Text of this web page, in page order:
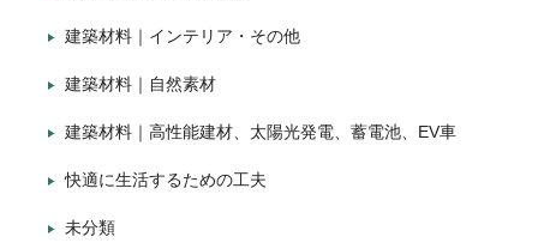
建築材料｜インテリア・その他
建築材料｜自然素材
建築材料｜高性能建材、太陽光発電、蓄電池、EV車
快適に生活するための工夫
未分類